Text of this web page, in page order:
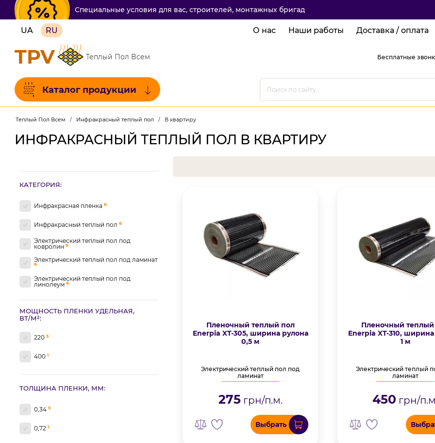
Специальные условия для вас, строителей, монтажных бригад
UA RU О нас Наши работы Доставка / оплата
TPV Теплый Пол Всем Бесплатные
Каталог продукции
Теплый Пол Всем / Инфракрасный теплый пол / В квартиру
ИНФРАКРАСНЫЙ ТЕПЛЫЙ ПОЛ В КВАРТИРУ
КАТЕГОРИЯ:
Инфракрасная пленка 6
Инфракрасный теплый пол 6
Электрический теплый пол под
ковролин 6
Электрический теплый пол под ламинат
6
Электрический теплый пол под
линолеум 6
МОЩНОСТЬ ПЛЕНКИ УДЕЛЬНАЯ,
ВТ/М²:
220 5
400 1
ТОЛЩИНА ПЛЕНКИ, ММ:
0,34 5
0,72 1
Пленочный теплый пол
Enerpia XT-305, ширина рулона
0,5 м
Электрический теплый пол под
ламинат
275грн/п.м.
Выбрать
Пленочный
Enerpia XT-310,
1 м
Электрический теплый
ламинат
450 грн/